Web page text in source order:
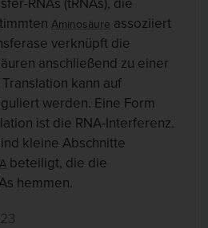
RNAs (tRNAs), die
Aminosäure assoziiert
verknüpft die
anschließend zu einer
kann auf
werden. Eine Form
ist die RNA-Interferenz.
kleine Abschnitte
beteiligt, die die
hemmen.